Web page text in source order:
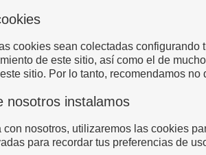
cookies sean colectadas
de este sitio, así como el de
sitio. Por lo tanto, recomendamos no
nosotros instalamos
con nosotros, utilizaremos las cookies
para recordar tus preferencias de